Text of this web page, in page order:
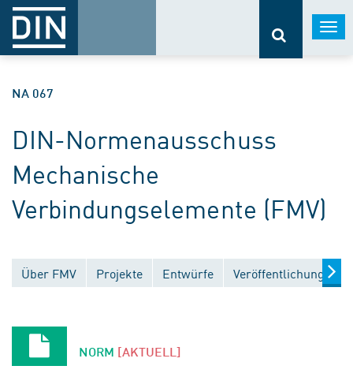
NA 067
DIN-Normenausschuss
Mechanische
Verbindungselemente (FMV)
Über FMV Projekte Entwürfe Veröffentlichungen
NORM [AKTUELL]